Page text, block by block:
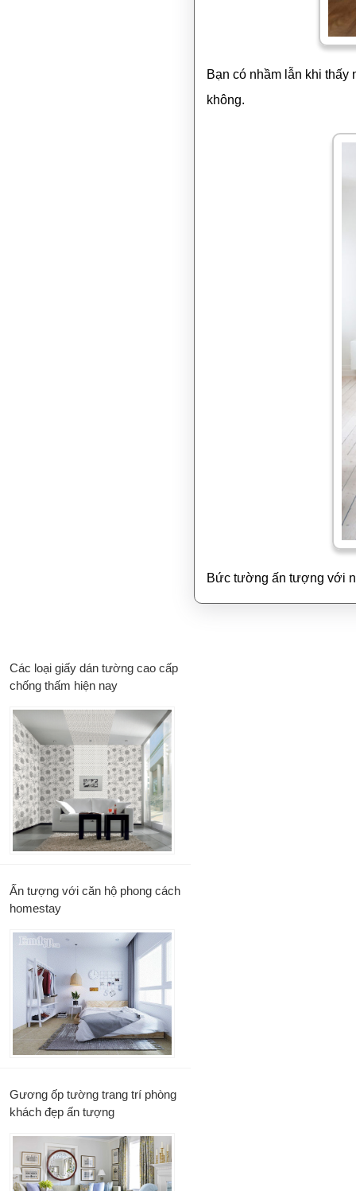
Bạn có nhầm lẫn khi
không.
Bức tường ấn tượng với
Các loại giấy dán tường cao cấp
chống thấm hiện nay
Ấn tượng với căn hộ phong cách
homestay
Gương ốp tường trang trí phòng
khách đẹp ấn tượng